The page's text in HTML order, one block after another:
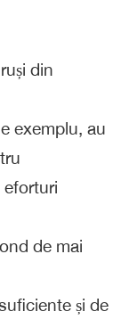
din
exemplu, au
eforturi
de mai
și de